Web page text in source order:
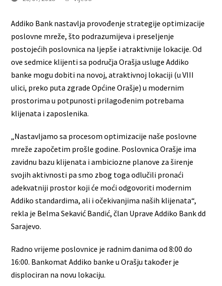
Addiko Bank nastavlja provođenje strategije optimizacije
poslovne mreže, što podrazumijeva i preseljenje
postojećih poslovnica na ljepše i atraktivnije lokacije. Od
ove sedmice klijenti sa područja Orašja usluge Addiko
banke mogu dobiti na novoj, atraktivnoj lokaciji (u VIII
ulici, preko puta zgrade Općine Orašje) u modernim
prostorima u potpunosti prilagođenim potrebama
klijenata i zaposlenika.
„Nastavljamo sa procesom optimizacije naše poslovne
mreže započetim prošle godine. Poslovnica Orašje ima
zavidnu bazu klijenata i ambiciozne planove za širenje
svojih aktivnosti pa smo zbog toga odlučili pronaći
adekvatniji prostor koji će moći odgovoriti modernim
Addiko standardima, ali i očekivanjima naših klijenata“,
rekla je Belma Sekavić Bandić, član Uprave Addiko Bank dd
Sarajevo.
Radno vrijeme poslovnice je radnim danima od 8:00 do
16:00. Bankomat Addiko banke u Orašju također je
displociran na novu lokaciju.